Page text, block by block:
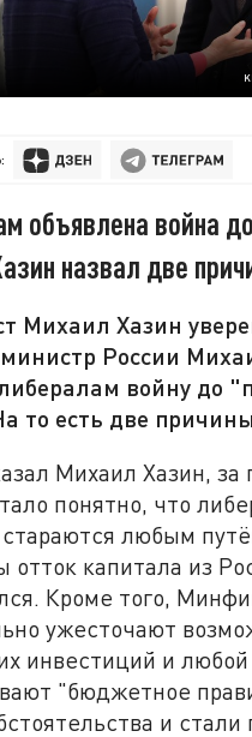
объявлена война
назвал две
Михаил Хазин
России
войну до
то есть две
Михаил Хазин,
понятно, что
любым
отток капитала из
Кроме того,
ужесточают
инвестиций и
"бюджетное
и